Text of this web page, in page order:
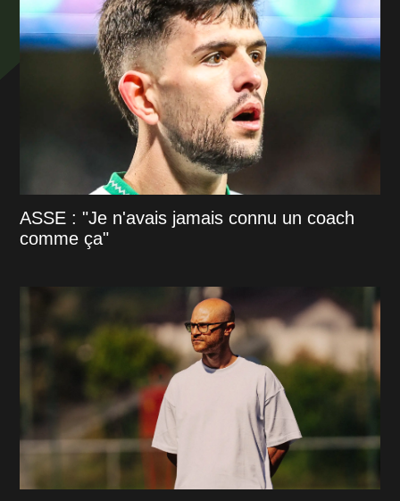
ASSE : "Je n'avais jamais connu un coach
comme ça"